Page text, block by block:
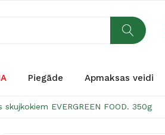
Piegāde Apmaksas veidi
EVERGREEN FOOD. 350g